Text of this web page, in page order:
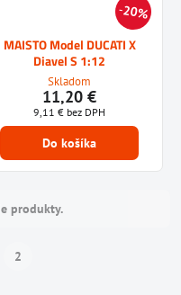
20%
MAISTO Model DUCATI X
Diavel S 1:12
Skladom
11,20 €
9,11 € bez DPH
Do košíka
produkty.
2